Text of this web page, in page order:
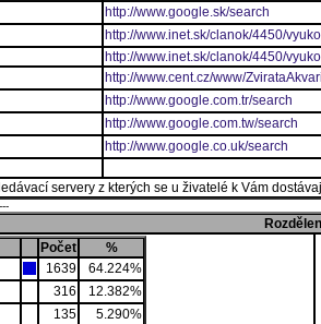
http://www.google.sk/search
http://www.inet.sk/clanok/4450/
http://www.inet.sk/clanok/4450/
http://www.cent.cz/www/
http://www.google.com.tr/search
http://www.google.com.tw/search
http://www.google.co.uk/search
servery z kterých se u živatelé k Vám
Počet
%
1639
64.224%
316
12.382%
135
5.290%